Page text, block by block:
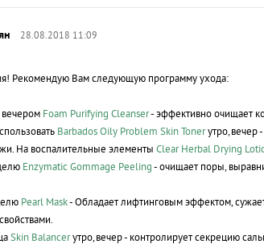
28.08.2018 11:09
Рекомендую Вам следующую программу ухода:
вечером Foam Purifying Cleanser- эффективно очищает
Barbados Oily Problem Skin Tonerутро,вечер
На воспалительные элементы Clear Herbal Drying
Enzymatic Gommage Peeling - очищает поры,
Pearl Mask- Обладает лифтинговым эффектом,
Skin Balancerутро,вечер - контролирует секрецию